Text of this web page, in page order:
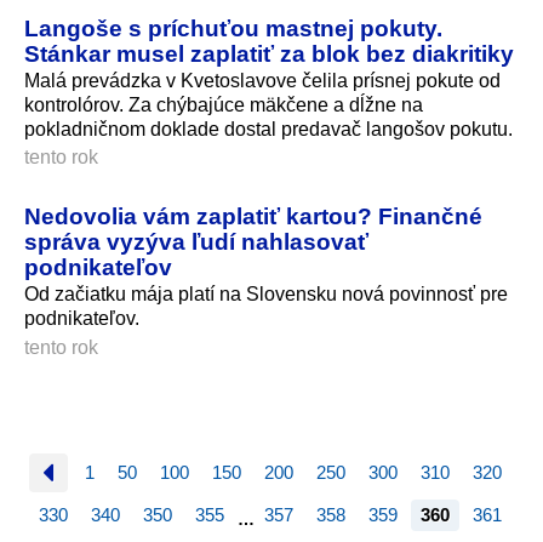
Langoše s príchuťou mastnej pokuty.
Stánkar musel zaplatiť za blok bez diakritiky
Malá prevádzka v Kvetoslavove čelila prísnej pokute od
kontrolórov. Za chýbajúce mäkčene a dĺžne na
pokladničnom doklade dostal predavač langošov pokutu.
tento rok
Nedovolia vám zaplatiť kartou? Finančné
správa vyzýva ľudí nahlasovať
podnikateľov
Od začiatku mája platí na Slovensku nová povinnosť pre
podnikateľov.
tento rok
1 50 100 150 200 250 300 310 320
330 340 350 355 … 357 358 359 360
361